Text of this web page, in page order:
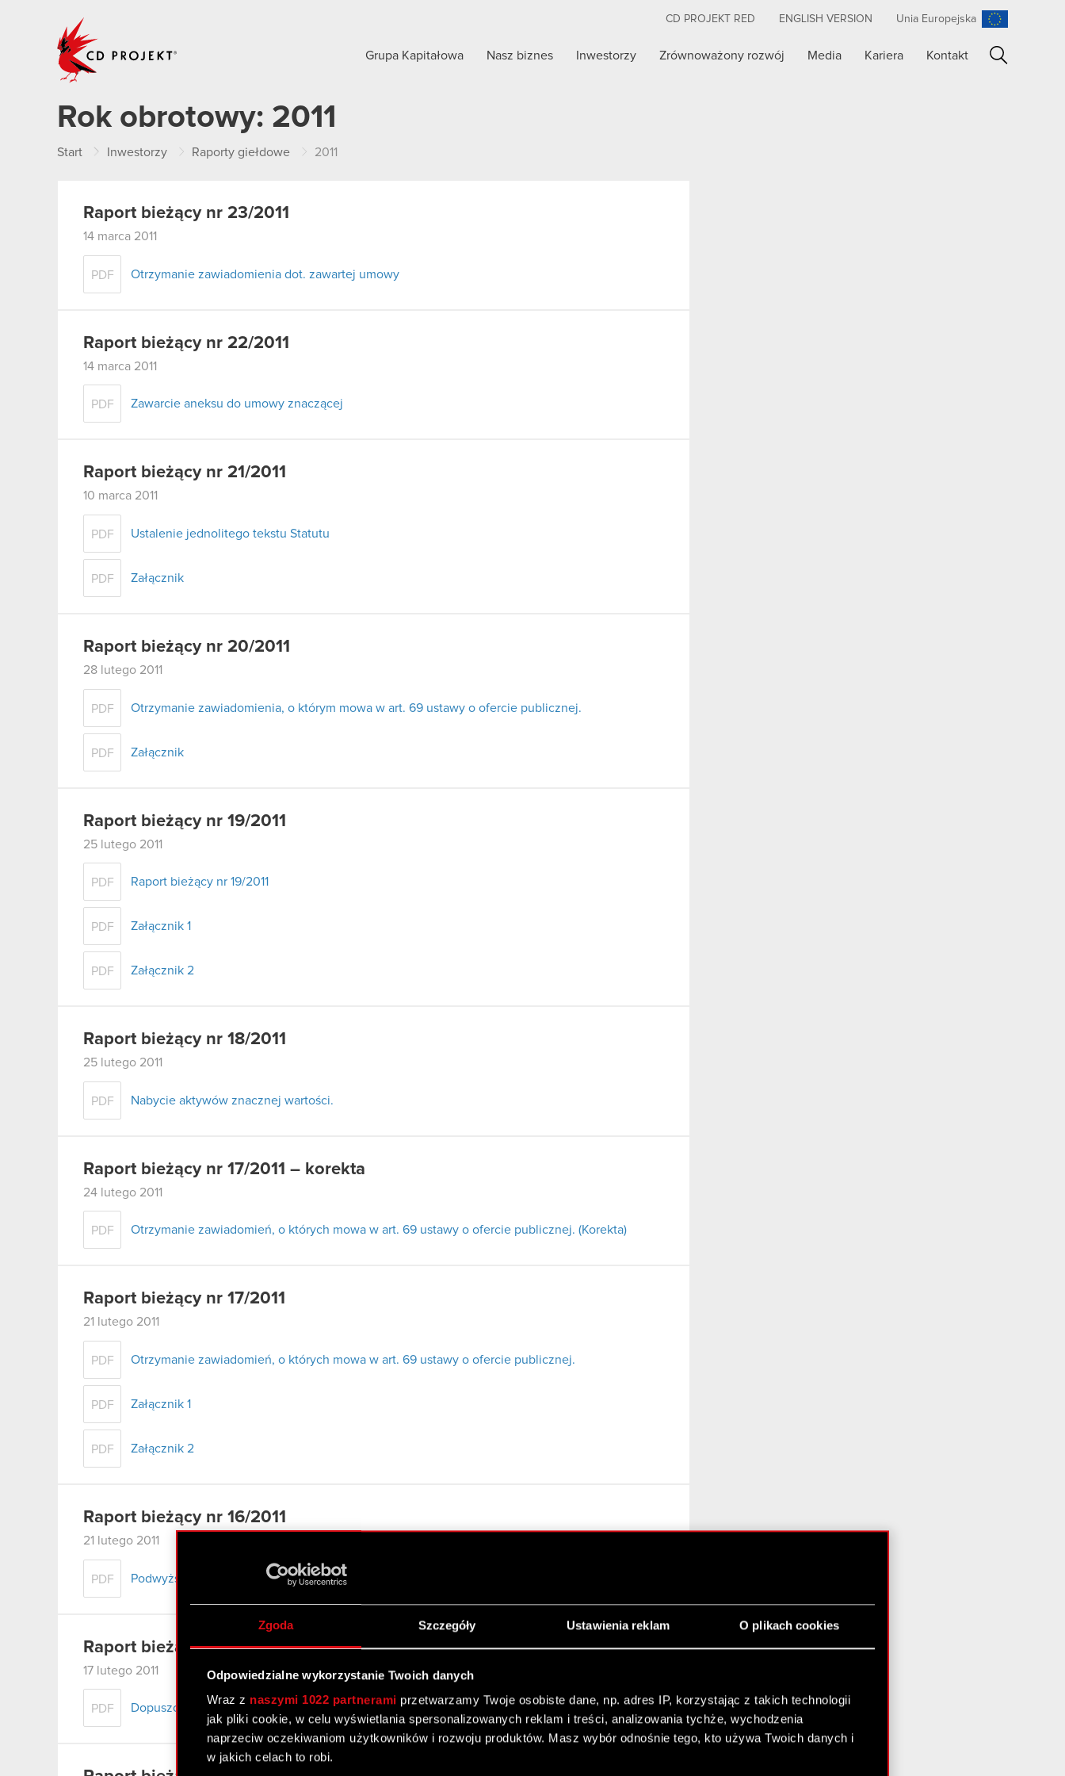
Zgoda Szczegóły Ustawienia reklam O plikach cookies
Odpowiedzialne wykorzystanie Twoich danych
Wraz z naszymi 1022 partnerami przetwarzamy Twoje osobiste dane, np. adres IP, korzystając z takich technologii
jak pliki cookie, w celu wyświetlania spersonalizowanych reklam i treści, analizowania tychże, wychodzenia
naprzeciw oczekiwaniom użytkowników i rozwoju produktów. Masz wybór odnośnie tego, kto używa Twoich danych i
w jakich celach to robi.
CD PROJEKT RED ENGLISH VERSION Unia Europejska
Grupa Kapitałowa Nasz biznes Inwestorzy Zrównoważony rozwój Media Kariera Kontakt
Rok obrotowy: 2011
Start Inwestorzy Raporty giełdowe 2011
Raport bieżący nr 23/2011
14 marca 2011
PDF Otrzymanie zawiadomienia dot. zawartej umowy
Raport bieżący nr 22/2011
14 marca 2011
PDF Zawarcie aneksu do umowy znaczącej
Raport bieżący nr 21/2011
10 marca 2011
PDF Ustalenie jednolitego tekstu Statutu
PDF Załącznik
Raport bieżący nr 20/2011
28 lutego 2011
PDF Otrzymanie zawiadomienia, o którym mowa w art. 69 ustawy o ofercie publicznej.
PDF Załącznik
Raport bieżący nr 19/2011
25 lutego 2011
PDF Raport bieżący nr 19/2011
PDF Załącznik 1
PDF Załącznik 2
Raport bieżący nr 18/2011
25 lutego 2011
PDF Nabycie aktywów znacznej wartości.
Raport bieżący nr 17/2011 – korekta
24 lutego 2011
PDF Otrzymanie zawiadomień, o których mowa w art. 69 ustawy o ofercie publicznej. (Korekta)
Raport bieżący nr 17/2011
21 lutego 2011
PDF Otrzymanie zawiadomień, o których mowa w art. 69 ustawy o ofercie publicznej.
PDF Załącznik 1
PDF Załącznik 2
Raport bieżący nr 16/2011
21 lutego 2011
PDF Podwyższenie kapitału zakładowego
Raport bieżący nr 15/2011
17 lutego 2011
PDF Dopuszczenie i wprowadzenie akcji do obrotu na rynku regulowanym GPW